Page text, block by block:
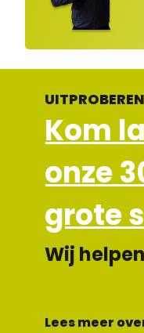
Kom
onze
grote
Wij
Lees meer